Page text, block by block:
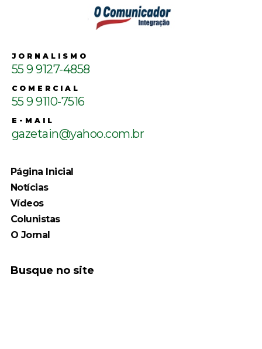
JORNALISMO
55 9 9127-4858
COMERCIAL
55 9 9110-7516
E-MAIL
gazetain@yahoo.com.br
Página Inicial
Notícias
Vídeos
Colunistas
O Jornal
Busque no site